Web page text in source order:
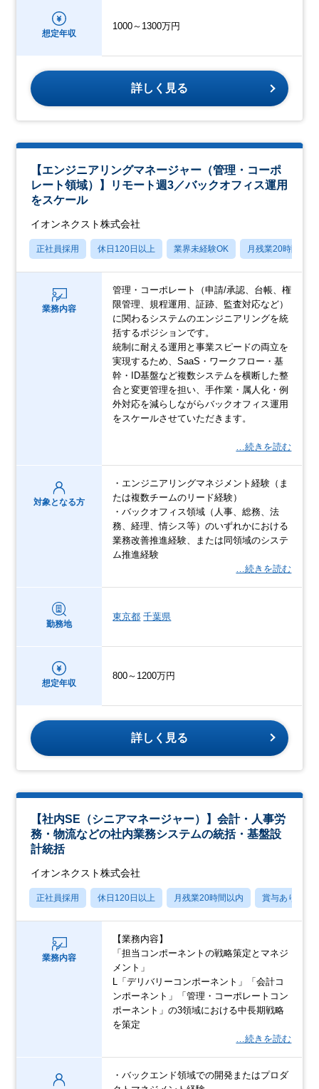
想定年収
1000～1300万円
詳しく見る
【エンジニアリングマネージャー（管理・コーポ
レート領域）】リモート週3／バックオフィス運用
をスケール
イオンネクスト株式会社
正社員採用 休日120日以上 業界未経験OK 月残業20時間以内
業務内容
管理・コーポレート（申請/承認、台帳、権
限管理、規程運用、証跡、監査対応など）
に関わるシステムのエンジニアリングを統
括するポジションです。
統制に耐える運用と事業スピードの両立を
実現するため、SaaS・ワークフロー・基
幹・ID基盤など複数システムを横断した整
合と変更管理を担い、手作業・属人化・例
外対応を減らしながらバックオフィス運用
をスケールさせていただきます。
…続きを読む
対象となる方
・エンジニアリングマネジメント経験（ま
たは複数チームのリード経験）
・バックオフィス領域（人事、総務、法
務、経理、情シス等）のいずれかにおける
業務改善推進経験、または同領域のシステ
ム推進経験
…続きを読む
勤務地
東京都 千葉県
想定年収
800～1200万円
詳しく見る
【社内SE（シニアマネージャー）】会計・人事労
務・物流などの社内業務システムの統括・基盤設
計統括
イオンネクスト株式会社
正社員採用 休日120日以上 月残業20時間以内 賞与あり
業務内容
【業務内容】
「担当コンポーネントの戦略策定とマネジ
メント」
L「デリバリーコンポーネント」「会計コ
ンポーネント」「管理・コーポレートコン
ポーネント」の3領域における中長期戦略
を策定
…続きを読む
・バックエンド領域での開発またはプロダ